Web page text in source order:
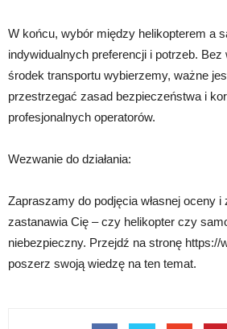
W końcu, wybór między helikopterem a
indywidualnych preferencji i potrzeb.
środek transportu wybierzemy, ważne
przestrzegać zasad bezpieczeństwa i
profesjonalnych operatorów.
Wezwanie do działania:
Zapraszamy do podjęcia własnej oceny i
zastanawia Cię – czy helikopter czy
niebezpieczny. Przejdź na stronę https://
poszerz swoją wiedzę na ten temat.